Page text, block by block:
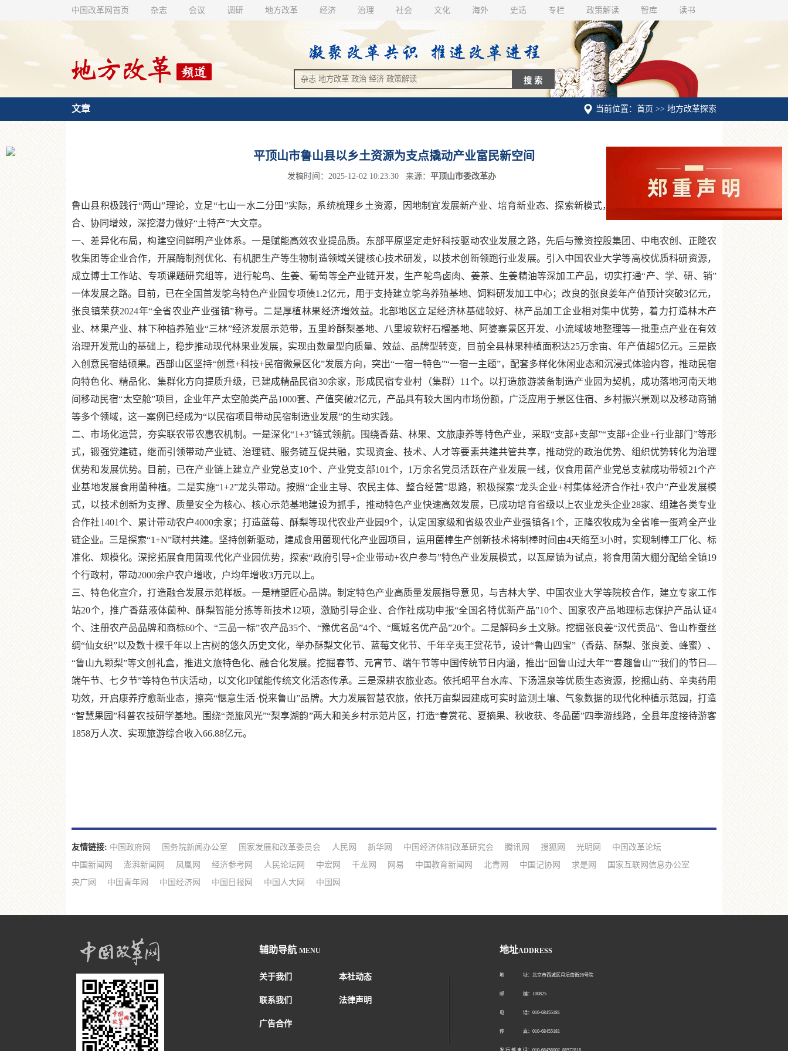
中国改革网首页 杂志 会议 调研 地方改革 经济 治理 社会 文化 海外 史话 专栏 政策解读 智库 读书
当前位置：首页 >> 地方改革探索
文章
平顶山市鲁山县以乡土资源为支点撬动产业富民新空间
发稿时间：2025-12-02 10:23:30 来源： 平顶山市委改革办
鲁山县积极践行“两山”理论，立足“七山一水二分田”实际，系统梳理乡土资源，因地制宜发展新产业、培育新业态、探索新模式，有效推动一二三产深度融
合、协同增效，深挖潜力做好“土特产”大文章。
一、差异化布局，构建空间鲜明产业体系。一是赋能高效农业提品质。东部平原坚定走好科技驱动农业发展之路，先后与豫资控股集团、中电农创、正隆农
牧集团等企业合作，开展酶制剂优化、有机肥生产等生物制造领域关键核心技术研发，以技术创新领跑行业发展。引入中国农业大学等高校优质科研资源，
成立博士工作站、专项课题研究组等，进行鸵鸟、生姜、葡萄等全产业链开发，生产鸵鸟卤肉、姜茶、生姜精油等深加工产品，切实打通“产、学、研、销”
一体发展之路。目前，已在全国首发鸵鸟特色产业园专项债1.2亿元，用于支持建立鸵鸟养殖基地、饲料研发加工中心；改良的张良姜年产值预计突破3亿元，
张良镇荣获2024年“全省农业产业强镇”称号。二是厚植林果经济增效益。北部地区立足经济林基础较好、林产品加工企业相对集中优势，着力打造林木产
业、林果产业、林下种植养殖业“三林”经济发展示范带，五里岭酥梨基地、八里坡软籽石榴基地、阿婆寨景区开发、小流域坡地整理等一批重点产业在有效
治理开发荒山的基础上，稳步推动现代林果业发展，实现由数量型向质量、效益、品牌型转变，目前全县林果种植面积达25万余亩、年产值超5亿元。三是嵌
入创意民宿结硕果。西部山区坚持“创意+科技+民宿微景区化”发展方向，突出“一宿一特色”“一宿一主题”，配套多样化休闲业态和沉浸式体验内容，推动民宿
向特色化、精品化、集群化方向提质升级，已建成精品民宿30余家，形成民宿专业村（集群）11个。以打造旅游装备制造产业园为契机，成功落地河南天地
间移动民宿“太空舱”项目，企业年产太空舱类产品1000套、产值突破2亿元，产品具有较大国内市场份额，广泛应用于景区住宿、乡村振兴景观以及移动商铺
等多个领域，这一案例已经成为“以民宿项目带动民宿制造业发展”的生动实践。
二、市场化运营，夯实联农带农惠农机制。一是深化“1+3”链式领航。围绕香菇、林果、文旅康养等特色产业，采取“支部+支部”“支部+企业+行业部门”等形
式，锻强党建链，继而引领带动产业链、治理链、服务链互促共融，实现资金、技术、人才等要素共建共管共享，推动党的政治优势、组织优势转化为治理
优势和发展优势。目前，已在产业链上建立产业党总支10个、产业党支部101个，1万余名党员活跃在产业发展一线，仅食用菌产业党总支就成功带领21个产
业基地发展食用菌种植。二是实施“1+2”龙头带动。按照“企业主导、农民主体、整合经营”思路，积极探索“龙头企业+村集体经济合作社+农户”产业发展模
式，以技术创新为支撑、质量安全为核心、核心示范基地建设为抓手，推动特色产业快速高效发展，已成功培育省级以上农业龙头企业28家、组建各类专业
合作社1401个、累计带动农户4000余家；打造蓝莓、酥梨等现代农业产业园9个，认定国家级和省级农业产业强镇各1个，正隆农牧成为全省唯一蛋鸡全产业
链企业。三是探索“1+N”联村共建。坚持创新驱动，建成食用菌现代化产业园项目，运用菌棒生产创新技术将制棒时间由4天缩至3小时，实现制棒工厂化、标
准化、规模化。深挖拓展食用菌现代化产业园优势，探索“政府引导+企业带动+农户参与”特色产业发展模式，以瓦屋镇为试点，将食用菌大棚分配给全镇19
个行政村，带动2000余户农户增收，户均年增收3万元以上。
三、特色化宣介，打造融合发展示范样板。一是精塑匠心品牌。制定特色产业高质量发展指导意见，与吉林大学、中国农业大学等院校合作，建立专家工作
站20个，推广香菇液体菌种、酥梨智能分拣等新技术12项，激励引导企业、合作社成功申报“全国名特优新产品”10个、国家农产品地理标志保护产品认证4
个、注册农产品品牌和商标60个、“三品一标”农产品35个、“豫优名品”4个、“鹰城名优产品”20个。二是解码乡土文脉。挖掘张良姜“汉代贡品”、鲁山柞蚕丝
绸“仙女织”以及数十棵千年以上古树的悠久历史文化，举办酥梨文化节、蓝莓文化节、千年辛夷王赏花节，设计“鲁山四宝”（香菇、酥梨、张良姜、蜂蜜）、
“鲁山九颗梨”等文创礼盒，推进文旅特色化、融合化发展。挖掘春节、元宵节、端午节等中国传统节日内涵，推出“回鲁山过大年”“春趣鲁山”“我们的节日—
端午节、七夕节”等特色节庆活动，以文化IP赋能传统文化活态传承。三是深耕农旅业态。依托昭平台水库、下汤温泉等优质生态资源，挖掘山药、辛夷药用
功效，开启康养疗愈新业态，擦亮“惬意生活·悦来鲁山”品牌。大力发展智慧农旅，依托万亩梨园建成可实时监测土壤、气象数据的现代化种植示范园，打造
“智慧果园”科普农技研学基地。围绕“尧旅风光”“梨享湖韵”两大和美乡村示范片区，打造“春赏花、夏摘果、秋收获、冬品菌”四季游线路，全县年度接待游客
1858万人次、实现旅游综合收入66.88亿元。
友情链接: 中国政府网 国务院新闻办公室 国家发展和改革委员会 人民网 新华网 中国经济体制改革研究会 腾讯网 搜狐网 光明网
中国改革论坛
中国新闻网
澎湃新闻网 凤凰网 经济参考网 人民论坛网 中宏网 千龙网 网易 中国教育新闻网 北青网 中国记协网 求是网
国家互联网信息办公室
央广网
中国青年网 中国经济网 中国日报网 中国人大网 中国网
辅助导航 MENU
关于我们 本社动态
联系我们 法律声明
广告合作
地址ADDRESS
地 址：北京市西城区月坛南街26号院
邮 编：100825
电 话：010-68455181
传 真：010-68455181